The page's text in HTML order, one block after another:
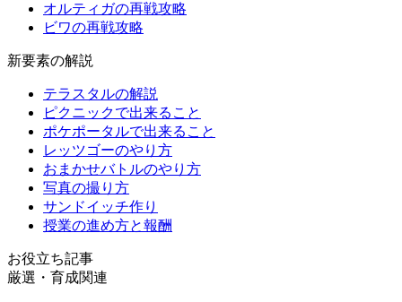
オルティガの再戦攻略
ビワの再戦攻略
新要素の解説
テラスタルの解説
ピクニックで出来ること
ポケポータルで出来ること
レッツゴーのやり方
おまかせバトルのやり方
写真の撮り方
サンドイッチ作り
授業の進め方と報酬
お役立ち記事
厳選・育成関連